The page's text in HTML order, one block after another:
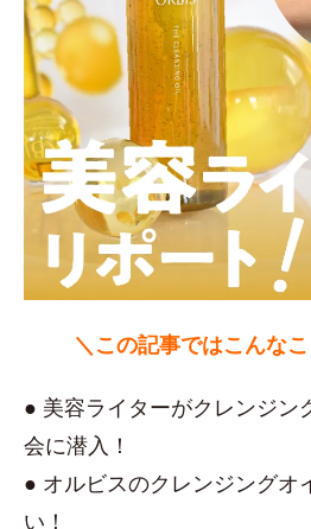
＼この記事ではこんな
● 美容ライターがクレンジン
会に潜入！
● オルビスのクレンジングオ
い！